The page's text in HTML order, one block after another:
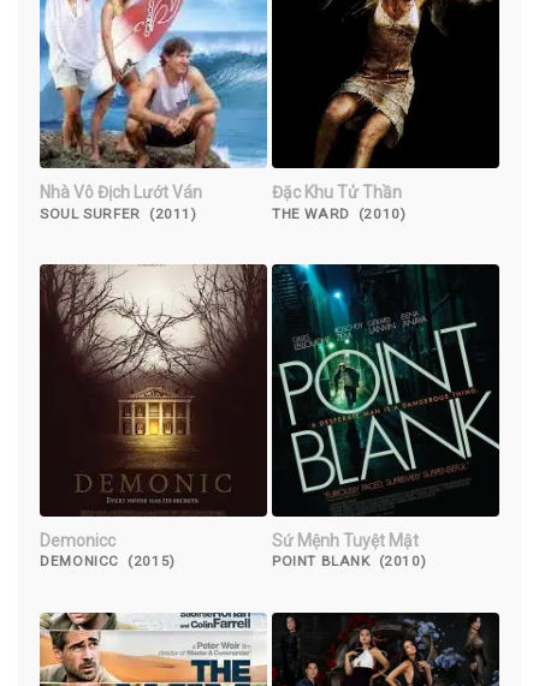
Nhà Vô Địch Lướt Ván
SOUL SURFER (2011)
Đặc Khu Tử Thần
THE WARD (2010)
Demonicc
DEMONICC (2015)
Sứ Mệnh Tuyệt Mật
POINT BLANK (2010)